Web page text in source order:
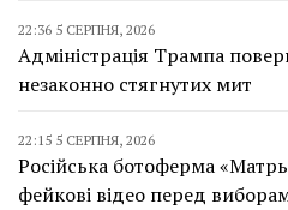
22:36 5 СЕРПНЯ, 2026
Адміністрація Трампа
незаконно стягнутих мит
22:15 5 СЕРПНЯ, 2026
Російська ботоферма
фейкові відео перед